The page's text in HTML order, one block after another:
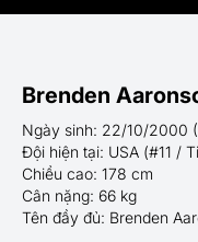
Brenden
Ngày sinh: 22/10/2000
Đội hiện tại: USA (#11 /
Chiều cao: 178 cm
Cân nặng: 66 kg
Tên đầy đủ: Brenden